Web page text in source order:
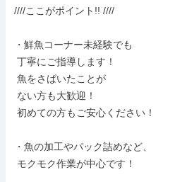
////ここがポイント!! ////
・鮮魚コーナー未経験でも
・魚の加工やパック詰めなど、